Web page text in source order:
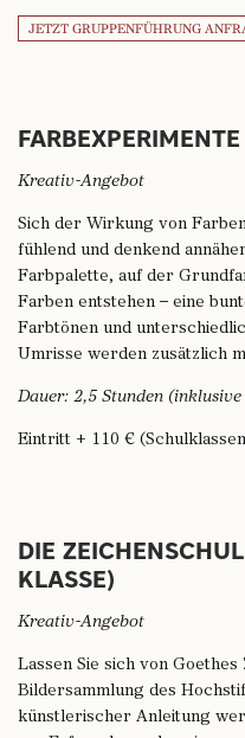
JETZT GRUPPENFÜHRUNG
Kreativ-Angebot
Sich der Wirkung von
fühlend und denkend
Farbpalette, auf der
Farben entstehen – eine
Farbtönen und
Umrisse werden zusätzlich
Dauer: 2,5 Stunden
Eintritt + 110 €
DIE
KLASSE)
Kreativ-Angebot
Lassen Sie sich von
Bildersammlung des
künstlerischer Anleitung